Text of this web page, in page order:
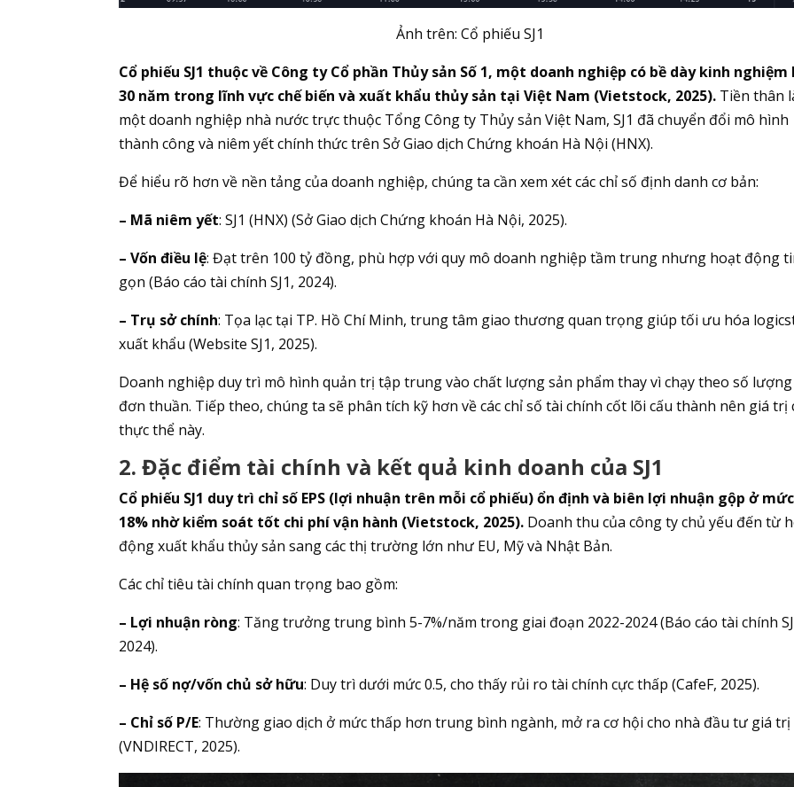
Ảnh trên: Cổ phiếu SJ1
Cổ phiếu SJ1 thuộc về Công ty Cổ phần Thủy sản Số 1, một doanh nghiệp có bề dày kinh nghiệm
30 năm trong lĩnh vực chế biến và xuất khẩu thủy sản tại Việt Nam (Vietstock, 2025). Tiền thân
một doanh nghiệp nhà nước trực thuộc Tổng Công ty Thủy sản Việt Nam, SJ1 đã chuyển đổi mô hình
thành công và niêm yết chính thức trên Sở Giao dịch Chứng khoán Hà Nội (HNX).
Để hiểu rõ hơn về nền tảng của doanh nghiệp, chúng ta cần xem xét các chỉ số định danh cơ bản:
– Mã niêm yết: SJ1 (HNX) (Sở Giao dịch Chứng khoán Hà Nội, 2025).
– Vốn điều lệ: Đạt trên 100 tỷ đồng, phù hợp với quy mô doanh nghiệp tầm trung nhưng hoạt động
gọn (Báo cáo tài chính SJ1, 2024).
– Trụ sở chính: Tọa lạc tại TP. Hồ Chí Minh, trung tâm giao thương quan trọng giúp tối ưu hóa
xuất khẩu (Website SJ1, 2025).
Doanh nghiệp duy trì mô hình quản trị tập trung vào chất lượng sản phẩm thay vì chạy theo số lượng
đơn thuần. Tiếp theo, chúng ta sẽ phân tích kỹ hơn về các chỉ số tài chính cốt lõi cấu thành nên giá trị
thực thể này.
2. Đặc điểm tài chính và kết quả kinh doanh của SJ1
Cổ phiếu SJ1 duy trì chỉ số EPS (lợi nhuận trên mỗi cổ phiếu) ổn định và biên lợi nhuận gộp ở
18% nhờ kiểm soát tốt chi phí vận hành (Vietstock, 2025). Doanh thu của công ty chủ yếu đến từ
động xuất khẩu thủy sản sang các thị trường lớn như EU, Mỹ và Nhật Bản.
Các chỉ tiêu tài chính quan trọng bao gồm:
– Lợi nhuận ròng: Tăng trưởng trung bình 5-7%/năm trong giai đoạn 2022-2024 (Báo cáo tài chính
2024).
– Hệ số nợ/vốn chủ sở hữu: Duy trì dưới mức 0.5, cho thấy rủi ro tài chính cực thấp (CafeF, 2025).
– Chỉ số P/E: Thường giao dịch ở mức thấp hơn trung bình ngành, mở ra cơ hội cho nhà đầu tư giá trị
(VNDIRECT, 2025).